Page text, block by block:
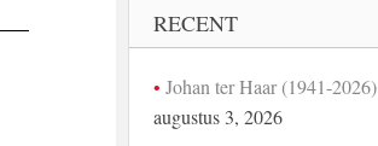
RECENT
Johan ter Haar (1941-2026)
augustus 3, 2026